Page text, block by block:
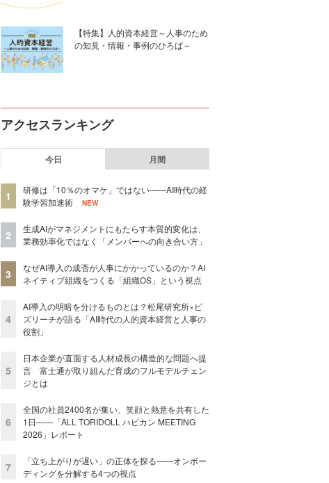
【特集】人的資本経営～人事のため
の知見・情報・事例のひろば～
アクセスランキング
今日 月間
1
研修は「10％のオマケ」ではない——AI時代の経
験学習加速術
NEW
2
生成AIがマネジメントにもたらす本質的変化は、
業務効率化ではなく「メンバーへの向き合い方」
3
なぜAI導入の成否が人事にかかっているのか？AI
ネイティブ組織をつくる「組織OS」という視点
4
AI導入の明暗を分けるものとは？松尾研究所×ビ
ズリーチが語る「AI時代の人的資本経営と人事の
役割」
5
日本企業が直面する人材成長の構造的な問題へ提
言 富士通が取り組んだ育成のフルモデルチェン
ジとは
6
全国の社員2400名が集い、笑顔と熱意を共有した
1日――「ALL TORIDOLL ハピカン MEETING
2026」レポート
7
「立ち上がりが遅い」の正体を探る——オンボー
ディングを分解する4つの視点